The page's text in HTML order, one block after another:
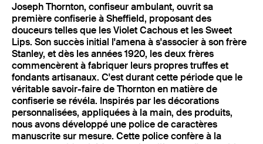
Joseph Thornton, confiseur ambulant, ouvrit sa
première confiserie à Sheffield, proposant des
douceurs telles que les Violet Cachous et les Sweet
Lips. Son succès initial l'amena à s'associer à son frère
Stanley, et dès les années 1920, les deux frères
commencèrent à fabriquer leurs propres truffes et
fondants artisanaux. C'est durant cette période que le
véritable savoir-faire de Thornton en matière de
confiserie se révéla. Inspirés par les décorations
personnalisées, appliquées à la main, des produits,
nous avons développé une police de caractères
manuscrite sur mesure. Cette police confère à la